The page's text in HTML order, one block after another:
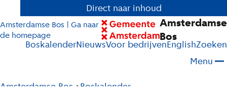
Direct naar inhoud
Amsterdamse Bos | Ga naar
de homepage
Amsterdamse
Bos
BoskalenderNieuwsVoor bedrijvenEnglishZoeken
Menu
Pad
Amsterdamse Bos Boskalender